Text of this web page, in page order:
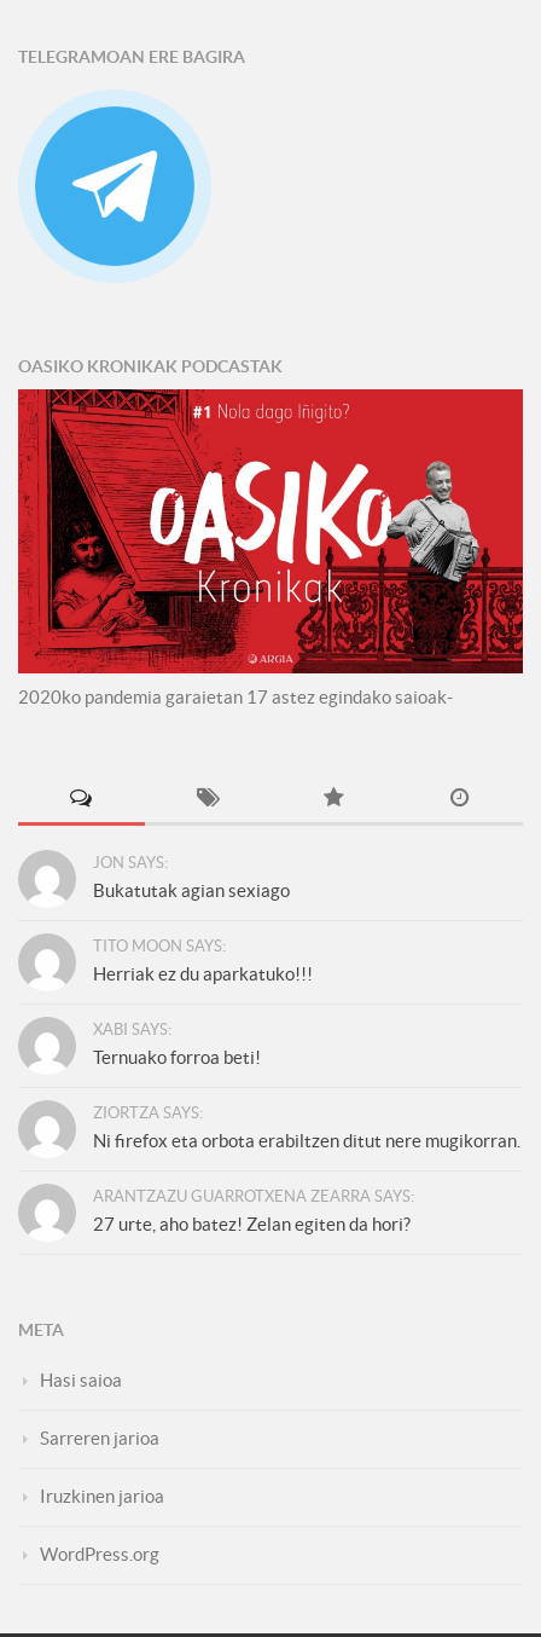
TELEGRAMOAN ERE BAGIRA
OASIKO KRONIKAK PODCASTAK
2020ko pandemia garaietan 17 astez egindako saioak-
JON SAYS:
Bukatutak agian sexiago
TITO MOON SAYS:
Herriak ez du aparkatuko!!!
XABI SAYS:
Ternuako forroa beti!
ZIORTZA SAYS:
Ni firefox eta orbota erabiltzen ditut nere mugikorran.
ARANTZAZU GUARROTXENA ZEARRA SAYS:
27 urte, aho batez! Zelan egiten da hori?
META
Hasi saioa
Sarreren jarioa
Iruzkinen jarioa
WordPress.org